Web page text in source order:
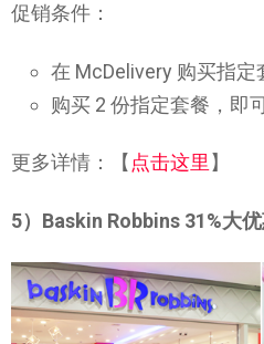
促销条件：
在 McDelivery 购买指定
购买 2 份指定套餐，即
更多详情：【 点击这里 】
5）Baskin Robbins 31%大